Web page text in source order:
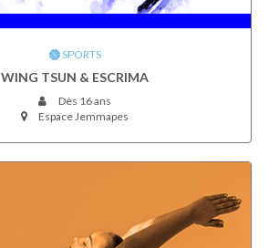
SPORTS
WING TSUN & ESCRIMA
Dès 16 ans
Espace Jemmapes